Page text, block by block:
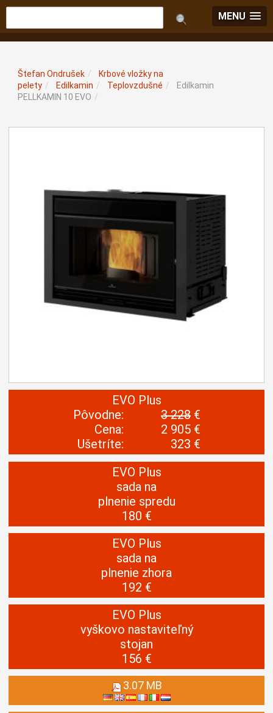
MENU
Štefan Ondrušek /
Krbové vložky na
pelety / Edilkamin / Teplovzdušné /
Edilkamin
PELLKAMIN 10 EVO /
EVO Plus
Pôvodne:
3 228 €
Cena:
2 905 €
Ušetríte:
323 €
EVO Plus
sada na
plnenie spredu
180 €
EVO Plus
sada na
plnenie zhora
192 €
EVO Plus
vyškovo nastaviteľný
stojan
156 €
3.07 MB